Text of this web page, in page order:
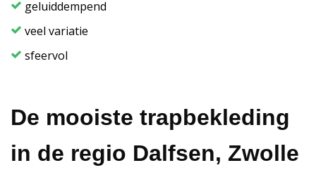
geluiddempend
veel variatie
sfeervol
De mooiste trapbekleding
in de regio Dalfsen, Zwolle